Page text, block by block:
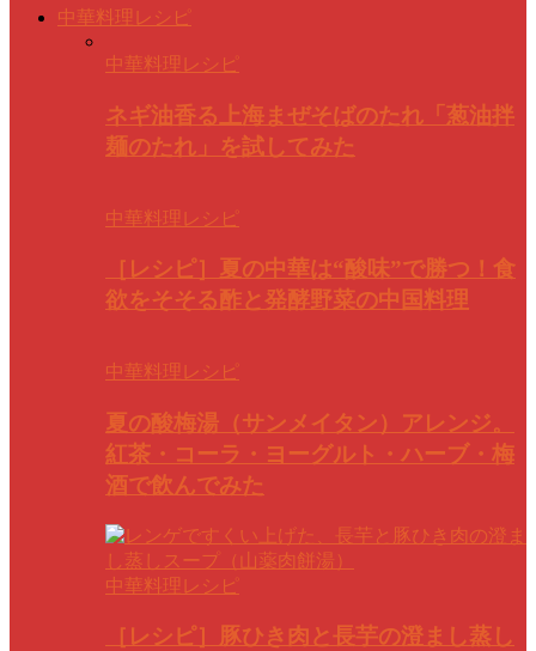
中華料理レシピ
中華料理レシピ
ネギ油香る上海まぜそばのたれ「葱油拌
麺のたれ」を試してみた
中華料理レシピ
［レシピ］夏の中華は“酸味”で勝つ！食
欲をそそる酢と発酵野菜の中国料理
中華料理レシピ
夏の酸梅湯（サンメイタン）アレンジ。
紅茶・コーラ・ヨーグルト・ハーブ・梅
酒で飲んでみた
中華料理レシピ
［レシピ］豚ひき肉と長芋の澄まし蒸し